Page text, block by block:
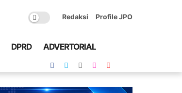
Redaksi Profile JPO
DPRD ADVERTORIAL